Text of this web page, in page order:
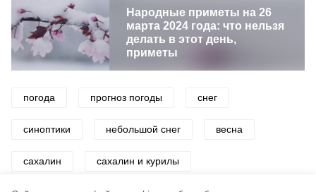
Народные приметы на 26
марта 2024 года: что нельзя
делать в этот день,
приметы
погода прогноз погоды снег
синоптики небольшой снег весна
сахалин сахалин и курилы